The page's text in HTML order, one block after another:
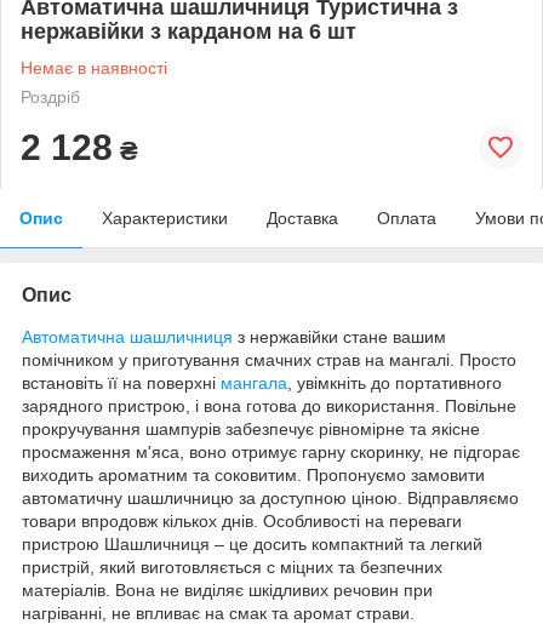
Автоматична шашличниця Туристична з
нержавійки з карданом на 6 шт
Немає в наявності
Роздріб
2 128 ₴
Опис Характеристики Доставка Оплата Умови
Опис
Автоматична шашличниця з нержавійки стане вашим
помічником у приготування смачних страв на мангалі. Просто
встановіть її на поверхні мангала , увімкніть до портативного
зарядного пристрою, і вона готова до використання. Повільне
прокручування шампурів забезпечує рівномірне та якісне
просмаження м'яса, воно отримує гарну скоринку, не підгорає
виходить ароматним та соковитим. Пропонуємо замовити
автоматичну шашличницю за доступною ціною. Відправляємо
товари впродовж кількох днів. Особливості на переваги
пристрою Шашличниця – це досить компактний та легкий
пристрій, який виготовляється с міцних та безпечних
матеріалів. Вона не виділяє шкідливих речовин при
нагріванні, не впливає на смак та аромат страви.